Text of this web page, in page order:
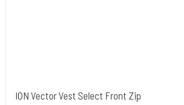
ION Vector Vest Select Front Zip